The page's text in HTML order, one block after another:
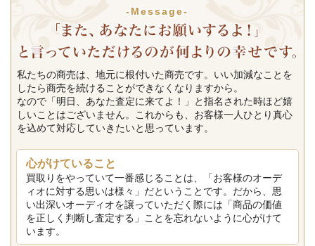
-Message-
私たちの商売は、地元に根付いた商売です。いい加減なことを
したら商売を続けることができなくなりますから。
なので「明日、あなた査定に来てよ！」と指名された時ほど嬉
しいことはございません。これからも、お客様一人ひとり真心
を込めて対応していきたいと思っています。
心がけていること
買取りをやっていて一番感じることは、「お客様のオーデ
ィオに対する思いは様々」だということです。だから、思
い出深いオーディオを譲っていただく際には「商品の価値
を正しく判断し査定する」ことを忘れないように心がけて
います。